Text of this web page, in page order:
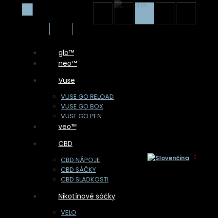
glo™
neo™
Vuse
VUSE GO RELOAD
VUSE GO BOX
VUSE GO PEN
veo™
CBD
CBD NÁPOJE
CBD SÁČKY
CBD SLADKOSTI
Nikotínové sáčky
VELO
Vítame Vás na stránkach 1. špecializovaného predajcu
nikotínových a cbd sáčkov na Slovensku.